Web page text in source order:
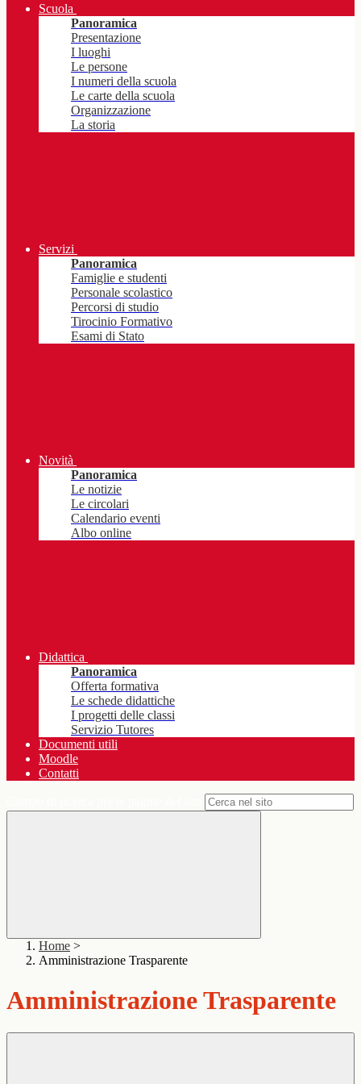
Scuola
Panoramica
Presentazione
I luoghi
Le persone
I numeri della scuola
Le carte della scuola
Organizzazione
La storia
Servizi
Panoramica
Famiglie e studenti
Personale scolastico
Percorsi di studio
Tirocinio Formativo
Esami di Stato
Novità
Panoramica
Le notizie
Le circolari
Calendario eventi
Albo online
Didattica
Panoramica
Offerta formativa
Le schede didattiche
I progetti delle classi
Servizio Tutores
Documenti utili
Moodle
Contatti
Home >
Amministrazione Trasparente
Amministrazione Trasparente